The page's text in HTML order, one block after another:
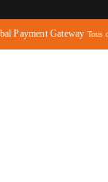
Payment Gateway Tous